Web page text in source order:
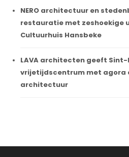
NERO architectuur en
restauratie met zeshoekige
Cultuurhuis Hansbeke
LAVA architecten geeft
vrijetijdscentrum met agora
architectuur